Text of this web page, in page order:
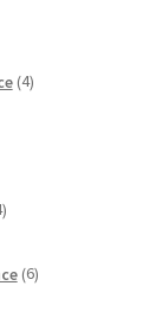
4izdelki
izdelki
6izdelkov